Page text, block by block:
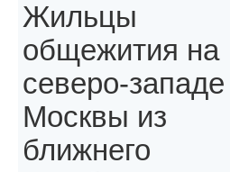
Жильцы
общежития на
северо-западе
Москвы из
ближнего